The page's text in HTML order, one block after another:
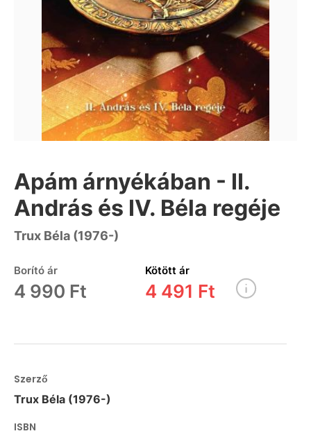
Apám árnyékában - II.
András és IV. Béla regéje
Trux Béla (1976-)
Borító ár
4 990 Ft
Kötött ár
4 491 Ft
Szerző
Trux Béla (1976-)
ISBN